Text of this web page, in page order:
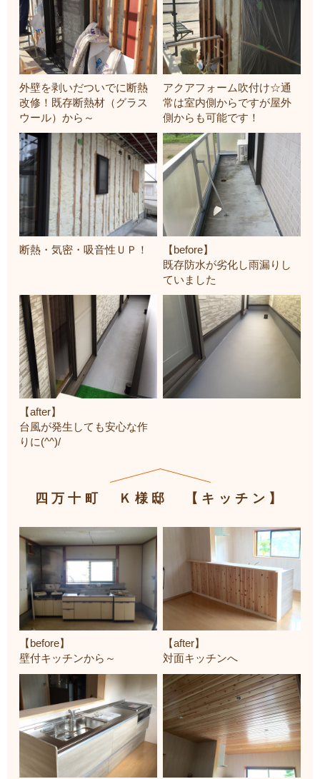
外壁を剥いだついでに断熱
改修！既存断熱材（グラス
ウール）から～
アクアフォーム吹付け☆通
常は室内側からですが屋外
側からも可能です！
断熱・気密・吸音性ＵＰ！
【before】
既存防水が劣化し雨漏りし
ていました
【after】
台風が発生しても安心な作
りに(^^)/
四万十町 Ｋ様邸 【キッチン】
【before】
壁付キッチンから～
【after】
対面キッチンへ